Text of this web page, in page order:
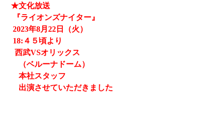
★文化放送
『ライオンズナイター』
2023年8月22日（火）
18:４５頃より
西武VSオリックス
（ベルーナドーム）
本社スタッフ
出演させていただきました